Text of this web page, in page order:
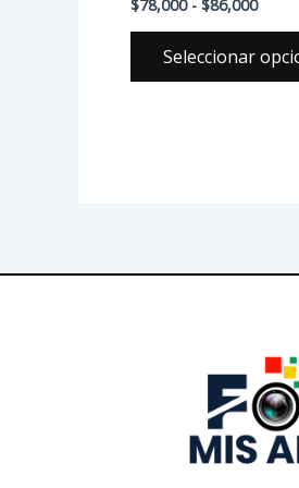
$78,000 - $86,000
Seleccionar